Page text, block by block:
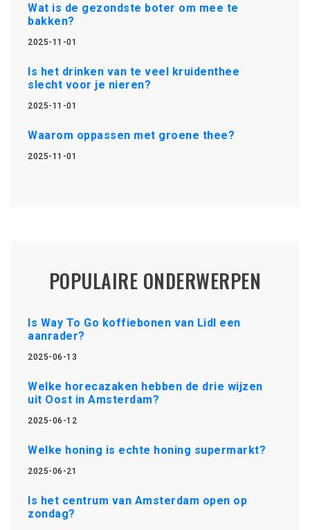
Wat is de gezondste boter om mee te
bakken?
2025-11-01
Is het drinken van te veel kruidenthee
slecht voor je nieren?
2025-11-01
Waarom oppassen met groene thee?
2025-11-01
POPULAIRE ONDERWERPEN
Is Way To Go koffiebonen van Lidl een
aanrader?
2025-06-13
Welke horecazaken hebben de drie wijzen
uit Oost in Amsterdam?
2025-06-12
Welke honing is echte honing supermarkt?
2025-06-21
Is het centrum van Amsterdam open op
zondag?